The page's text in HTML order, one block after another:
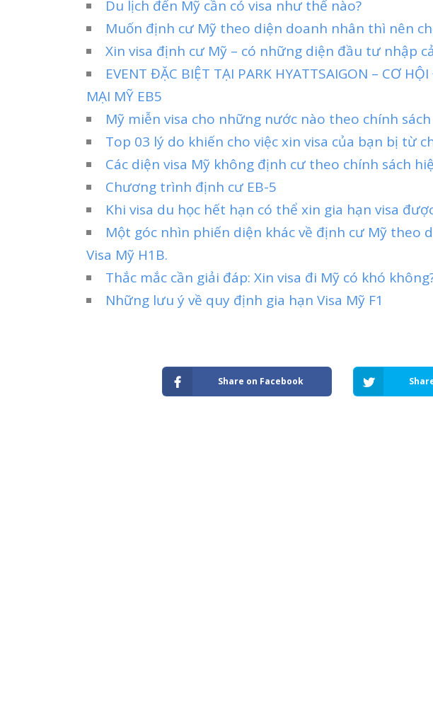
Du lịch đến Mỹ cần có visa như thế nào?
Muốn định cư Mỹ theo diện doanh nhân thì nên
Xin visa định cư Mỹ – có những diện đầu tư nhập
EVENT ĐẶC BIỆT TẠI PARK HYATTSAIGON – CƠ
MẠI MỸ EB5
Mỹ miễn visa cho những nước nào theo chính
Top 03 lý do khiến cho việc xin visa của bạn bị từ
Các diện visa Mỹ không định cư theo chính sách
Chương trình định cư EB-5
Khi visa du học hết hạn có thể xin gia hạn visa
Một góc nhìn phiến diện khác về định cư Mỹ theo
Visa Mỹ H1B.
Thắc mắc cần giải đáp: Xin visa đi Mỹ có khó
Những lưu ý về quy định gia hạn Visa Mỹ F1
Share on Facebook